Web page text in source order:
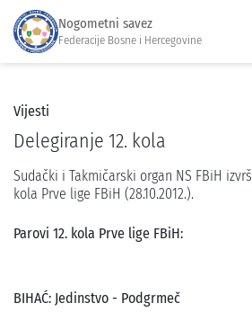
Nogometni savez
Federacije Bosne i Hercegovine
Vijesti
Delegiranje 12. kola
Sudački i Takmičarski organ NS FBiH
kola Prve lige FBiH (28.10.2012.).
Parovi 12. kola Prve lige FBiH:
BIHAĆ: Jedinstvo - Podgrmeč